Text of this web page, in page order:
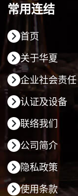
常用连结
首页
关于华夏
企业社会责任
认证及设备
联络我们
公司简介
隐私政策
使用条款